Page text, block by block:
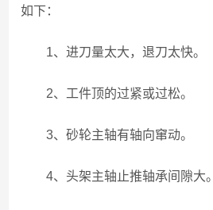
如下：
1、进刀量太大，退刀太快。
2、工件顶的过紧或过松。
3、砂轮主轴有轴向窜动。
4、头架主轴止推轴承间隙大。